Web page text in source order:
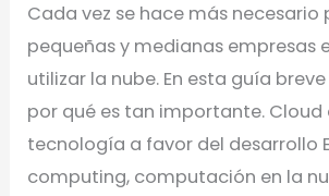
Cada vez se hace más necesario
pequeñas y medianas empresas
utilizar la nube. En esta guía
por qué es tan importante.
tecnología a favor del desarrollo
computing, computación en la